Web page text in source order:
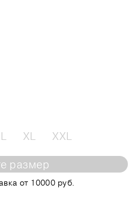
L XL XXL
размер
от 10000 руб.